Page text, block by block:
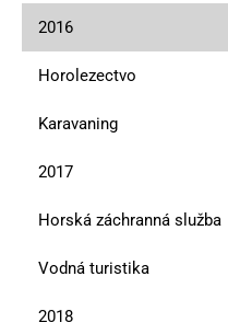
2016
Horolezectvo
Karavaning
2017
Horská záchranná služba
Vodná turistika
2018